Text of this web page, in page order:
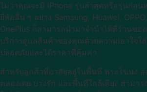
ไม่ว่าคุณจะมี iPhone รุ่นล่าสุดหรือรุ่นก่อ
ยี่ห้ออื่น ๆ อย่าง Samsung, Huawei,
OnePlus ก็สามารถนำมาจำนำได้ที่ร้านของ
บริการดูแลสินค้าของคุณด้วยความเอาใจใ
ปลอดภัยและได้ราคาที่คุ้มค่า
สำหรับลูกค้าที่อาศัยอยู่ในพื้นที่ พระโขนง อ่
คลองเตย บางรัก และพื้นที่ใกล้เคียง สามาร